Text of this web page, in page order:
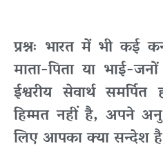
प्रश्नः भारत में भी कई
माता-पिता या भाई-
ईश्वरीय सेवार्थ
हिम्मत नहीं है, अपने
लिए आपका क्या सन्देश